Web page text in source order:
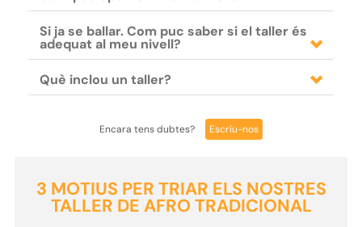
Si ja se ballar. Com puc saber si el taller és
adequat al meu nivell?
Què inclou un taller?
Encara tens dubtes? Escriu-nos
3 MOTIUS PER TRIAR ELS NOSTRES
TALLER DE AFRO TRADICIONAL